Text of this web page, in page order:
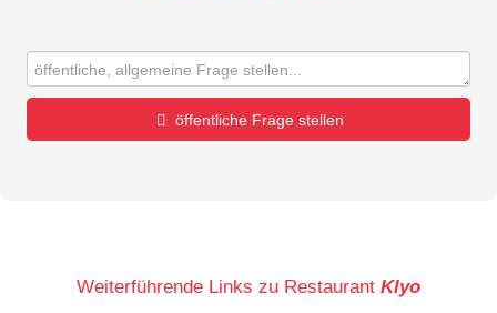
öffentliche Frage stellen
Weiterführende Links zu Restaurant Klyo